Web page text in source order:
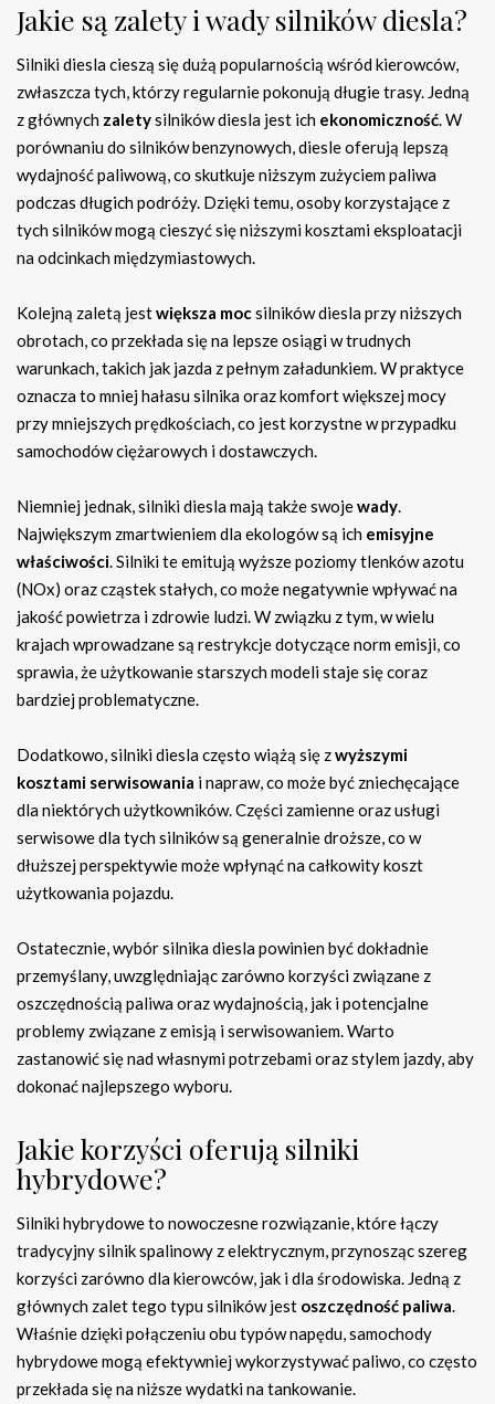
Jakie są zalety i wady silników diesla?
Silniki diesla cieszą się dużą popularnością wśród kierowców,
zwłaszcza tych, którzy regularnie pokonują długie trasy. Jedną
z głównych zaletysilników diesla jest ich ekonomiczność. W
porównaniu do silników benzynowych, diesle oferują lepszą
wydajność paliwową, co skutkuje niższym zużyciem paliwa
podczas długich podróży. Dzięki temu, osoby korzystające z
tych silników mogą cieszyć się niższymi kosztami eksploatacji
na odcinkach międzymiastowych.
Kolejną zaletą jestwiększa mocsilników diesla przy niższych
obrotach, co przekłada się na lepsze osiągi w trudnych
warunkach, takich jak jazda z pełnym załadunkiem. W praktyce
oznacza to mniej hałasu silnika oraz komfort większej mocy
przy mniejszych prędkościach, co jest korzystne w przypadku
samochodów ciężarowych i dostawczych.
Niemniej jednak, silniki diesla mają także swojewady.
Największym zmartwieniem dla ekologów są ich emisyjne
właściwości. Silniki te emitują wyższe poziomy tlenków azotu
(NOx) oraz cząstek stałych, co może negatywnie wpływać na
jakość powietrza i zdrowie ludzi. W związku z tym, w wielu
krajach wprowadzane są restrykcje dotyczące norm emisji, co
sprawia, że użytkowanie starszych modeli staje się coraz
bardziej problematyczne.
Dodatkowo, silniki diesla często wiążą się zwyższymi
kosztami serwisowania i napraw, co może być zniechęcające
dla niektórych użytkowników. Części zamienne oraz usługi
serwisowe dla tych silników są generalnie droższe, co w
dłuższej perspektywie może wpłynąć na całkowity koszt
użytkowania pojazdu.
Ostatecznie, wybór silnika diesla powinien być dokładnie
przemyślany, uwzględniając zarówno korzyści związane z
oszczędnością paliwa oraz wydajnością, jak i potencjalne
problemy związane z emisją i serwisowaniem. Warto
zastanowić się nad własnymi potrzebami oraz stylem jazdy, aby
dokonać najlepszego wyboru.
Jakie korzyści oferują silniki
hybrydowe?
Silniki hybrydowe to nowoczesne rozwiązanie, które łączy
tradycyjny silnik spalinowy z elektrycznym, przynosząc szereg
korzyści zarówno dla kierowców, jak i dla środowiska. Jedną z
głównych zalet tego typu silników jest oszczędność paliwa.
Właśnie dzięki połączeniu obu typów napędu, samochody
hybrydowe mogą efektywniej wykorzystywać paliwo, co często
przekłada się na niższe wydatki na tankowanie.